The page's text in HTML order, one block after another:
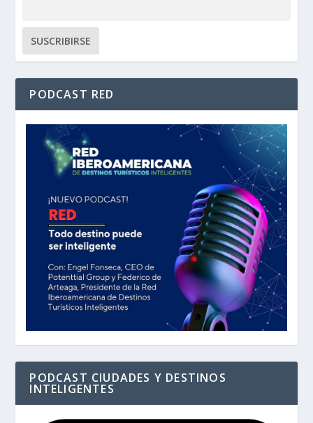
PODCAST RED
PODCAST CIUDADES Y DESTINOS
INTELIGENTES